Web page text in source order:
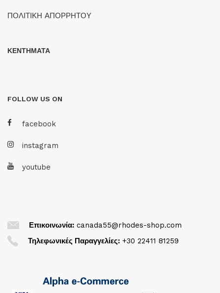
ΠΟΛΙΤΙΚΗ ΑΠΟΡΡΗΤΟΥ
ΚΕΝΤΗΜΑΤΑ
FOLLOW US ON
facebook
instagram
youtube
Επικοινωνία: canada55@rhodes-shop.com
Τηλεφωνικές Παραγγελίες: +30 22411 81259